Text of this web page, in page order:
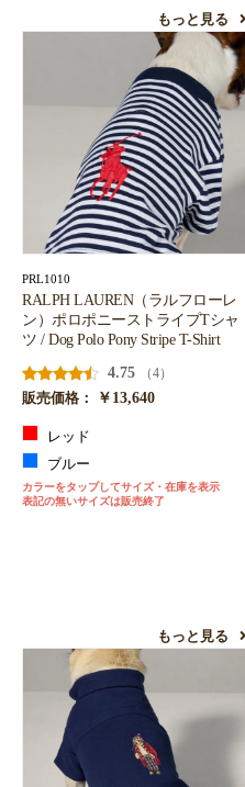
もっと見る
PRL1010
RALPH LAUREN（ラルフローレ
ン）ポロポニーストライプTシャ
ツ / Dog Polo Pony Stripe T-Shirt
4.75
（4）
販売価格：
￥13,640
レッド
ブルー
カラーをタップしてサイズ・在庫を表示
表記の無いサイズは販売終了
もっと見る